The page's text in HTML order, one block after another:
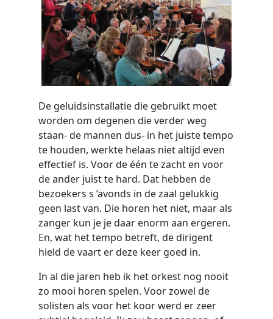
De geluidsinstallatie die gebruikt moet
worden om degenen die verder weg
staan- de mannen dus- in het juiste tempo
te houden, werkte helaas niet altijd even
effectief is. Voor de één te zacht en voor
de ander juist te hard. Dat hebben de
bezoekers s ’avonds in de zaal gelukkig
geen last van. Die horen het niet, maar als
zanger kun je je daar enorm aan ergeren.
En, wat het tempo betreft, de dirigent
hield de vaart er deze keer goed in.
In al die jaren heb ik het orkest nog nooit
zo mooi horen spelen. Voor zowel de
solisten als voor het koor werd er zeer